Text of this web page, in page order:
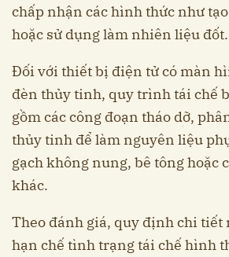
chấp nhận các hình thức như
hoặc sử dụng làm nhiên liệu đốt.
Đối với thiết bị điện tử có màn
đèn thủy tinh, quy trình tái chế
gồm các công đoạn tháo dỡ,
thủy tinh để làm nguyên liệu
gạch không nung, bê tông hoặc
khác.
Theo đánh giá, quy định chi tiết
hạn chế tình trạng tái chế hình